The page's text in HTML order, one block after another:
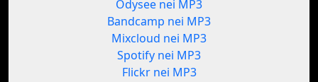
Odysee nei MP3
Bandcamp nei MP3
Mixcloud nei MP3
Spotify nei MP3
Flickr nei MP3